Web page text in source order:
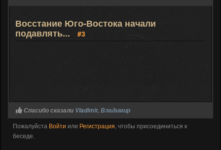
Восстание Юго-Востока начали
подавлять... #3
Спасибо сказали Vladimir, Владимир
Пожалуйста Войти или Регистрация, чтобы присоединиться к
беседе.